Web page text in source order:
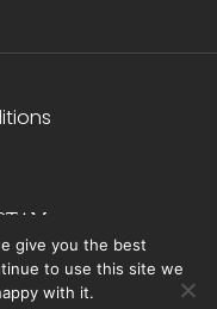
give you the best
to use this site we
with it.